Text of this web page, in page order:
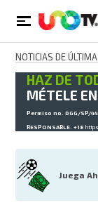
NOTICIAS DE
HAZ DE
MÉTELE
Permiso no. DGG/SP/
RESPONSABLE. +18
Juega